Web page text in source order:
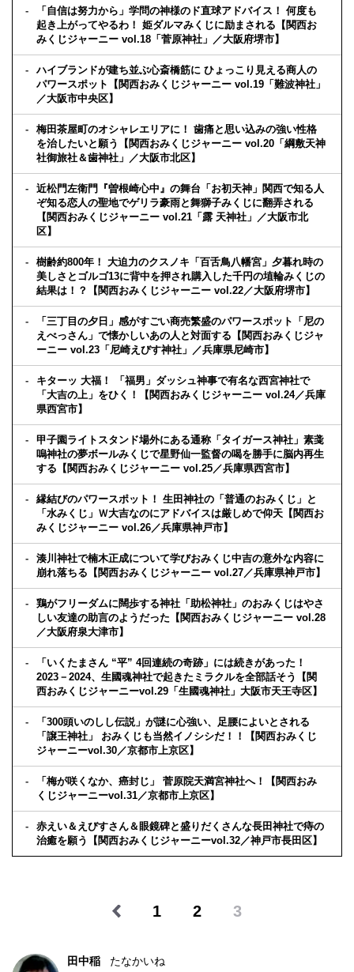
「自信は努力から」学問の神様のド直球アドバイス！ 何度も
起き上がってやるわ！ 姫ダルマみくじに励まされる【関西お
みくじジャーニー vol.18「菅原神社」／大阪府堺市】
ハイブランドが建ち並ぶ心斎橋筋に ひょっこり見える商人の
パワースポット【関西おみくじジャーニー vol.19「難波神社」
／大阪市中央区】
梅田茶屋町のオシャレエリアに！ 歯痛と思い込みの強い性格
を治したいと願う【関西おみくじジャーニー vol.20「綱敷天神
社御旅社＆歯神社」／大阪市北区】
近松門左衛門『曽根崎心中』の舞台「お初天神」関西で知る人
ぞ知る恋人の聖地でゲリラ豪雨と舞獅子みくじに翻弄される
【関西おみくじジャーニー vol.21「露 天神社」／大阪市北
区】
樹齢約800年！ 大迫力のクスノキ「百舌鳥八幡宮」夕暮れ時の
美しさとゴルゴ13に背中を押され購入した千円の埴輪みくじの
結果は！？【関西おみくじジャーニー vol.22／大阪府堺市】
「三丁目の夕日」感がすごい商売繁盛のパワースポット「尼の
えべっさん」で懐かしいあの人と対面する【関西おみくじジャ
ーニー vol.23「尼崎えびす神社」／兵庫県尼崎市】
キターッ 大福！ 「福男」ダッシュ神事で有名な西宮神社で
「大吉の上」をひく！【関西おみくじジャーニー vol.24／兵庫
県西宮市】
甲子園ライトスタンド場外にある通称「タイガース神社」素戔
嗚神社の夢ボールみくじで星野仙一監督の喝を勝手に脳内再生
する【関西おみくじジャーニー vol.25／兵庫県西宮市】
縁結びのパワースポット！ 生田神社の「普通のおみくじ」と
「水みくじ」Ｗ大吉なのにアドバイスは厳しめで仰天【関西お
みくじジャーニー vol.26／兵庫県神戸市】
湊川神社で楠木正成について学びおみくじ中吉の意外な内容に
崩れ落ちる【関西おみくじジャーニー vol.27／兵庫県神戸市】
鶏がフリーダムに闊歩する神社「助松神社」のおみくじはやさ
しい友達の助言のようだった【関西おみくじジャーニー vol.28
／大阪府泉大津市】
「いくたまさん “平” 4回連続の奇跡」には続きがあった！
2023－2024、生國魂神社で起きたミラクルを全部話そう【関
西おみくじジャーニーvol.29「生國魂神社」大阪市天王寺区】
「300頭いのしし伝説」が謎に心強い、足腰によいとされる
「譲王神社」 おみくじも当然イノシシだ！！【関西おみくじ
ジャーニーvol.30／京都市上京区】
「梅が咲くなか、癌封じ」 菅原院天満宮神社へ！【関西おみ
くじジャーニーvol.31／京都市上京区】
赤えい＆えびすさん＆眼鏡碑と盛りだくさんな長田神社で痔の
治癒を願う【関西おみくじジャーニーvol.32／神戸市長田区】
1 2 3
田中稲 たなかいね